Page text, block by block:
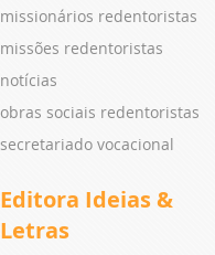
missionários redentoristas
missões redentoristas
notícias
obras sociais redentoristas
secretariado vocacional
Editora Ideias &
Letras